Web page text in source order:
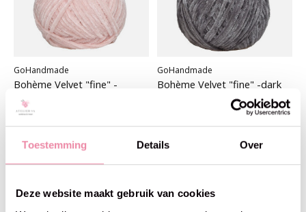
Toestemming Details Over
Deze website maakt gebruik van cookies
GoHandmade
Bohème Velvet "fine" -
€5,25
GoHandmade
Bohème Velvet "fine" -dark